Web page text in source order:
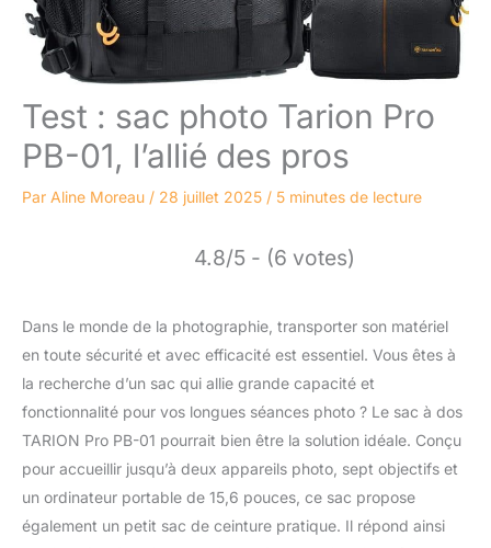
Test : sac photo Tarion Pro
PB-01, l’allié des pros
Par Aline Moreau / 28 juillet 2025 / 5 minutes de lecture
4.8/5 - (6 votes)
Dans le monde de la photographie, transporter son matériel
en toute sécurité et avec efficacité est essentiel. Vous êtes à
la recherche d’un sac qui allie grande capacité et
fonctionnalité pour vos longues séances photo ? Le sac à dos
TARION Pro PB-01 pourrait bien être la solution idéale. Conçu
pour accueillir jusqu’à deux appareils photo, sept objectifs et
un ordinateur portable de 15,6 pouces, ce sac propose
également un petit sac de ceinture pratique. Il répond ainsi